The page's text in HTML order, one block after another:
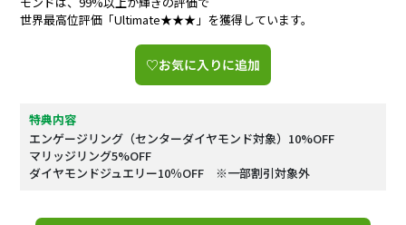
世界最高位評価「Ultimate★★★」を獲得しています。
♡お気に入りに追加
特典内容
エンゲージリング（センターダイヤモンド対象）10%OFF
マリッジリング5%OFF
ダイヤモンドジュエリー10％OFF ※一部割引対象外